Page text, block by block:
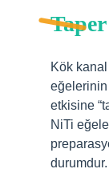
Kök
etkisine
NiTi
durumdur.